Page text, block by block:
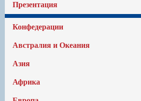
Презентация
Конфедерации
Австралия и Океания
Азия
Африка